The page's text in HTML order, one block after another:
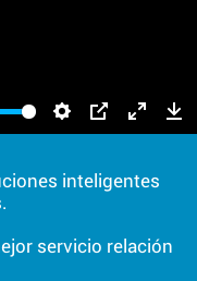
Settings
PIP
Enter
inteligentes
servicio relación